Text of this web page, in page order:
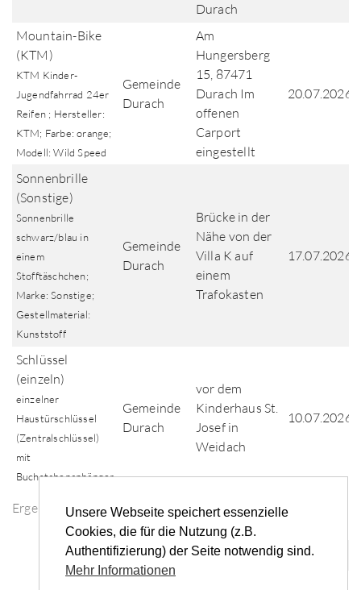
Unsere Webseite speichert essenzielle
Cookies, die für die Nutzung (z.B.
Authentifizierung) der Seite notwendig sind.
Mehr Informationen
Ergebnisse der Fundsuche
Durach
Mountain-Bike
(KTM)
KTM Kinder-
Jugendfahrrad 24er
Reifen ; Hersteller:
KTM; Farbe: orange;
Modell: Wild Speed
Gemeinde
Durach
Am
Hungersberg
15, 87471
Durach Im
offenen
Carport
eingestellt
20.07.2026
Sonnenbrille
(Sonstige)
Sonnenbrille
schwarz/blau in
einem
Stofftäschchen;
Marke: Sonstige;
Gestellmaterial:
Kunststoff
Gemeinde
Durach
Brücke in der
Nähe von der
Villa K auf
einem
Trafokasten
17.07.2026
Schlüssel
(einzeln)
einzelner
Haustürschlüssel
(Zentralschlüssel)
mit
Buchstabenanhänger
Gemeinde
Durach
vor dem
Kinderhaus St.
Josef in
Weidach
10.07.2026
« ‹ 1 2 3 4 5 ... ›